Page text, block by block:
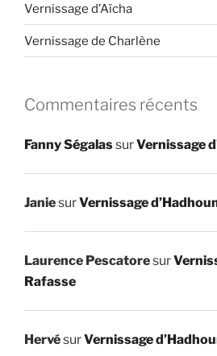
Vernissage d’Aïcha
Vernissage de Charlène
Commentaires récents
Fanny SégalassurVernissage
JaniesurVernissage
Laurence Pescatoresur
Rafasse
HervésurVernissage